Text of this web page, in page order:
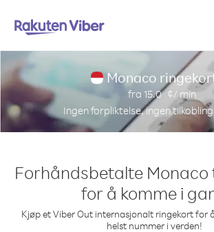
Monaco
fra 15.0 ¢/ min
Ingen forpliktelse, ingen
Forhåndsbetalte
for å komme i
Kjøp et Viber Out internasjonalt ringekort for
helst nummer i verden!